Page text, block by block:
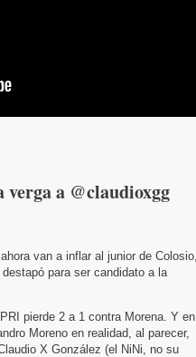
a @claudioxgg
van a inflar al junior de Colosio,
para ser candidato a la
pierde 2 a 1 contra Morena. Y en
Moreno en realidad, al parecer,
X González (el NiNi, no su